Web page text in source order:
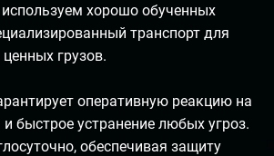
хорошо обученных
транспорт для
грузов.
оперативную реакцию на
быстрое устранение любых угроз.
обеспечивая защиту